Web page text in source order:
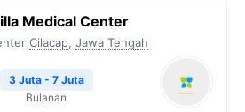
Medical Center
Cilacap, Jawa Tengah
3 Juta - 7 Juta
Bulanan